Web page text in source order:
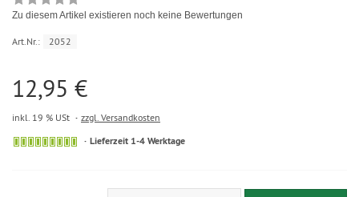
Zu diesem Artikel existieren noch keine Bewertungen
Art.Nr.: 2052
12,95 €
inkl. 19 % USt zzgl. Versandkosten
Lieferzeit 1-4 Werktage